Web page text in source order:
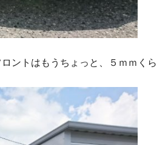
ントはもうちょっと、５ｍｍくら